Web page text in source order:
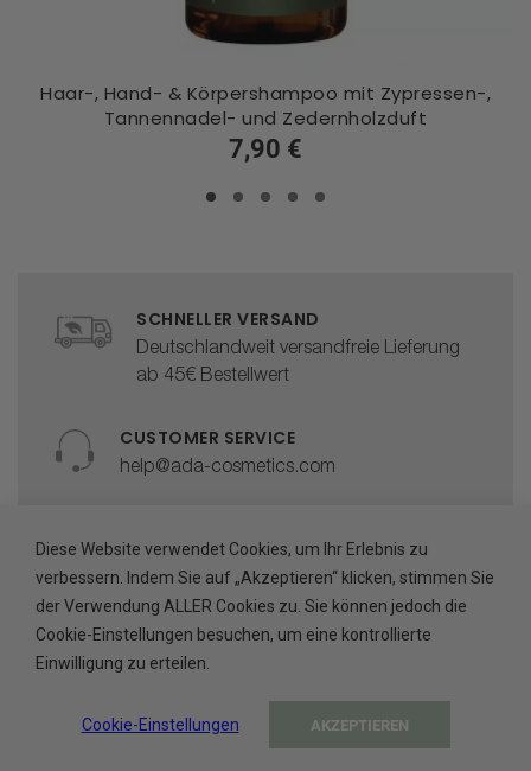
Haar-, Hand- & Körpershampoo mit Zypressen-,
Tannennadel- und Zedernholzduft
7,90 €
SCHNELLER VERSAND
Deutschlandweit versandfreie Lieferung
ab 45€ Bestellwert
CUSTOMER SERVICE
help@ada-cosmetics.com
Hergestellt in der EU
SICHERE BEZAHLUNG
Abgesichert durch Trusted Shops
Diese Website verwendet Cookies, um Ihr Erlebnis zu
verbessern. Indem Sie auf „Akzeptieren“ klicken, stimmen Sie
der Verwendung ALLER Cookies zu. Sie können jedoch die
Cookie-Einstellungen besuchen, um eine kontrollierte
Einwilligung zu erteilen.
Cookie-Einstellungen AKZEPTIEREN